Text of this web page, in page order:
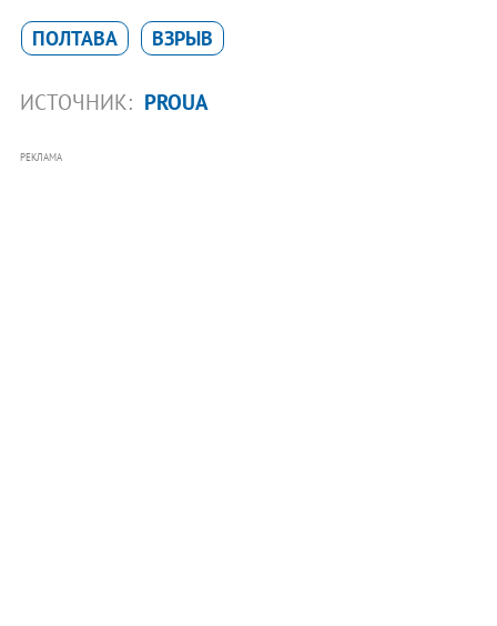
ПОЛТАВА ВЗРЫВ
ИСТОЧНИК: PROUA
РЕКЛАМА